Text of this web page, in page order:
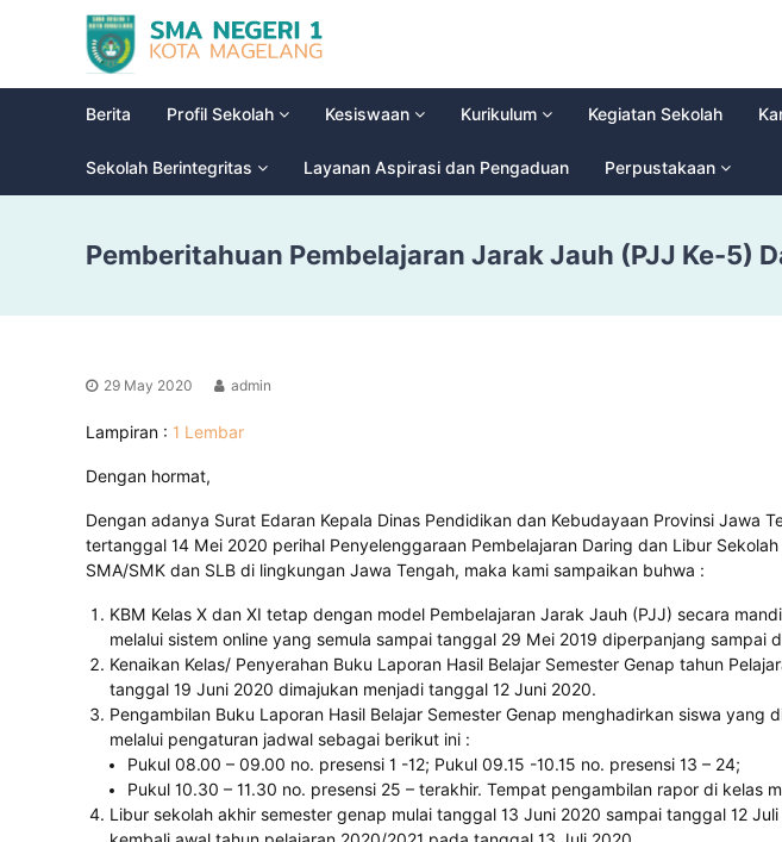
A
N
g
e
i
M
g
i
o
l
i
g
Berita Profil Sekolah Kesiswaan Kurikulum Kegiatan Sekolah
Sekolah Berintegritas Layanan Aspirasi dan Pengaduan Perpustakaan
Pemberitahuan Pembelajaran Jarak Jauh (PJJ Ke-5)
29 May 2020 admin
Lampiran : 1 Lembar
Dengan hormat,
Dengan adanya Surat Edaran Kepala Dinas Pendidikan dan Kebudayaan Provinsi Jawa
tertanggal 14 Mei 2020 perihal Penyelenggaraan Pembelajaran Daring dan Libur
SMA/SMK dan SLB di lingkungan Jawa Tengah, maka kami sampaikan buhwa :
KBM Kelas X dan XI tetap dengan model Pembelajaran Jarak Jauh (PJJ) secara
melalui sistem online yang semula sampai tanggal 29 Mei 2019 diperpanjang sampai
Kenaikan Kelas/ Penyerahan Buku Laporan Hasil Belajar Semester Genap tahun
tanggal 19 Juni 2020 dimajukan menjadi tanggal 12 Juni 2020.
Pengambilan Buku Laporan Hasil Belajar Semester Genap menghadirkan siswa yang
melalui pengaturan jadwal sebagai berikut ini :
Pukul 08.00 – 09.00 no. presensi 1 -12; Pukul 09.15 -10.15 no. presensi 13 – 24;
Pukul 10.30 – 11.30 no. presensi 25 – terakhir. Tempat pengambilan rapor di kelas
Libur sekolah akhir semester genap mulai tanggal 13 Juni 2020 sampai tanggal 12